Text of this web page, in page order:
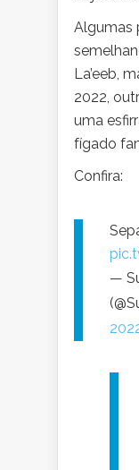
Algumas
La’eeb,
2022,
uma
fígado
Confira:
—